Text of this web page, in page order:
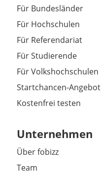
Für Bundesländer
Für Hochschulen
Für Referendariat
Für Studierende
Für Volkshochschulen
Startchancen-Angebot
Kostenfrei testen
Unternehmen
Über fobizz
Team